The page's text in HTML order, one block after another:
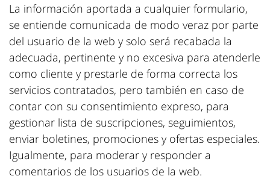
La información aportada a cualquier formulario,
se entiende comunicada de modo veraz por parte
del usuario de la web y solo será recabada la
adecuada, pertinente y no excesiva para atenderle
como cliente y prestarle de forma correcta los
servicios contratados, pero también en caso de
contar con su consentimiento expreso, para
gestionar lista de suscripciones, seguimientos,
enviar boletines, promociones y ofertas especiales.
Igualmente, para moderar y responder a
comentarios de los usuarios de la web.